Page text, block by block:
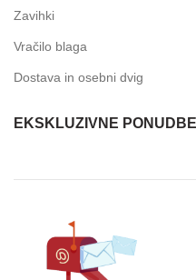
Zavihki
Vračilo blaga
Dostava in osebni dvig
EKSKLUZIVNE PONUDBE